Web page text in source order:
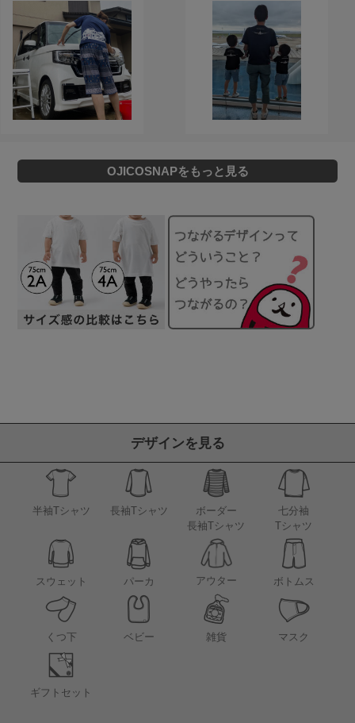
OJICOSNAPをもっと見る
デザインを見る
半袖Tシャツ 長袖Tシャツ
ボーダー
長袖Tシャツ
七分袖
Tシャツ
スウェット パーカ アウター ボトムス
くつ下 ベビー 雑貨 マスク
ギフトセット